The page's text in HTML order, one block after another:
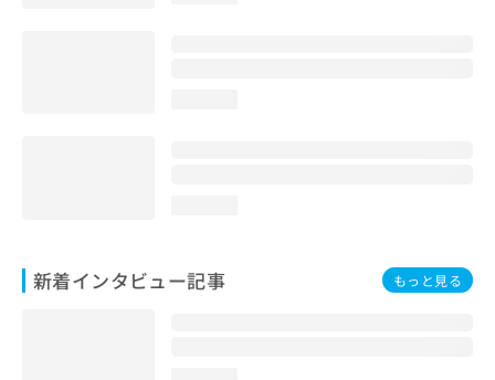
新着インタビュー記事 もっと見る